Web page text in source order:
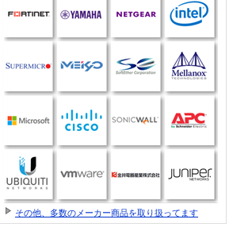
その他、多数のメーカー商品を取り扱ってます